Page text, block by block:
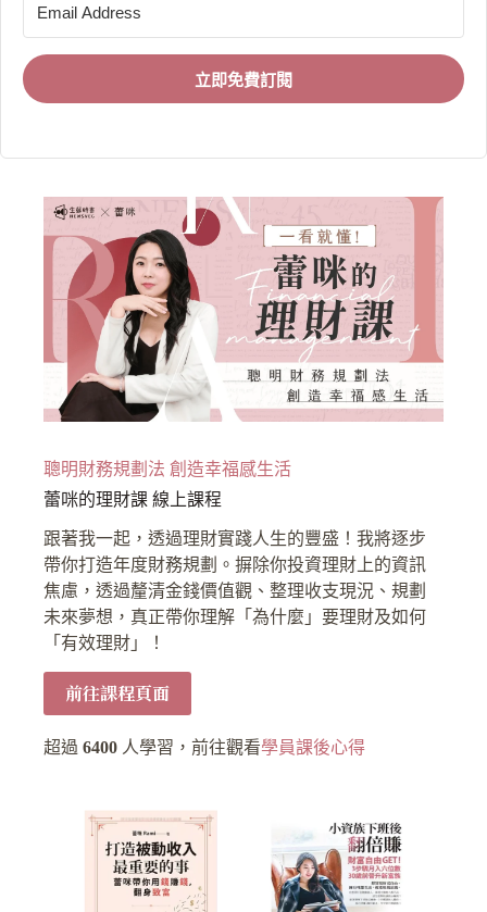
立即免費訂閱
聰明財務規劃法 創造幸福感生活
蕾咪的理財課 線上課程
跟著我一起，透過理財實踐人生的豐盛！我將逐步
帶你打造年度財務規劃。摒除你投資理財上的資訊
焦慮，透過釐清金錢價值觀、整理收支現況、規劃
未來夢想，真正帶你理解「為什麼」要理財及如何
「有效理財」！
前往課程頁面
超過6400 人學習，前往觀看學員課後心得